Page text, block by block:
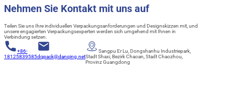
Nehmen Sie Kontakt mit uns auf
Teilen Sie uns Ihre individuellen Verpackungsanforderungen und Designskizzen mit, und
unsere engagierten Verpackungsexperten werden sich umgehend mit Ihnen in
Verbindung setzen.
+86-
18125839585dqpack@danqing.net
Sangpu Er Lu, Dongshanhu Industriepark,
Stadt Shaxi, Bezirk Chaoan, Stadt Chaozhou,
Provinz Guangdong